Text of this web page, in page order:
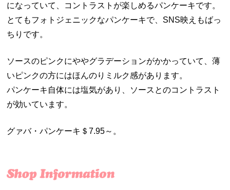
になっていて、コントラストが楽しめるパンケーキです。
とてもフォトジェニックなパンケーキで、SNS映えもばっ
ちりです。
ソースのピンクにややグラデーションがかかっていて、薄
いピンクの方にはほんのりミルク感があります。
パンケーキ自体には塩気があり、ソースとのコントラスト
が効いています。
グァバ・パンケーキ＄7.95～。